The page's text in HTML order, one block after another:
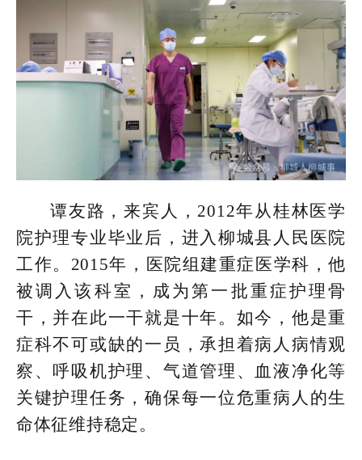
谭友路，来宾人，2012年从桂林医学
院护理专业毕业后，进入柳城县人民医院
工作。2015年，医院组建重症医学科，他
被调入该科室，成为第一批重症护理骨
干，并在此一干就是十年。如今，他是重
症科不可或缺的一员，承担着病人病情观
察、呼吸机护理、气道管理、血液净化等
关键护理任务，确保每一位危重病人的生
命体征维持稳定。